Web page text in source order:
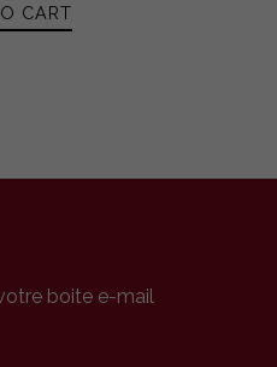
CART
boite e-mail